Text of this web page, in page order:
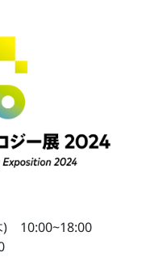
) 10:00~18:00